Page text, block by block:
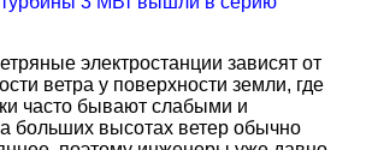
электростанции зависят от
ветра у поверхности земли, где
часто бывают слабыми и
больших высотах ветер обычно